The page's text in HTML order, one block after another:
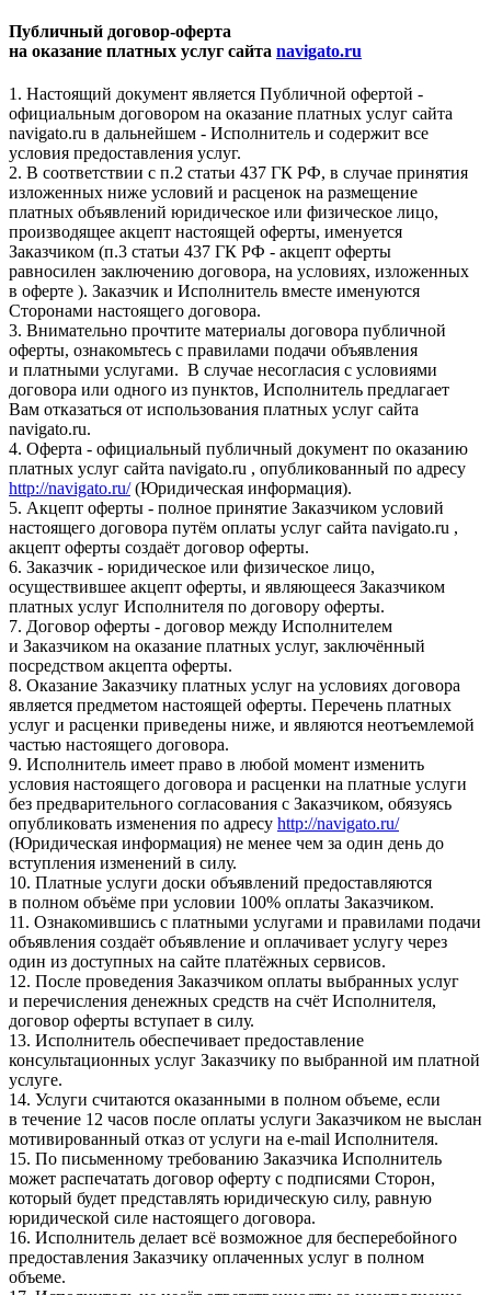
Публичный договор-оферта
на оказание платных услуг сайта navigato.ru
1. Настоящий документ является Публичной офертой -
официальным договором на оказание платных услуг сайта
navigato.ru в дальнейшем - Исполнитель и содержит все
условия предоставления услуг.
2. В соответствии с п.2 статьи 437 ГК РФ, в случае принятия
изложенных ниже условий и расценок на размещение
платных объявлений юридическое или физическое лицо,
производящее акцепт настоящей оферты, именуется
Заказчиком (п.3 статьи 437 ГК РФ - акцепт оферты
равносилен заключению договора, на условиях, изложенных
в оферте ). Заказчик и Исполнитель вместе именуются
Сторонами настоящего договора.
3. Внимательно прочтите материалы договора публичной
оферты, ознакомьтесь с правилами подачи объявления
и платными услугами. В случае несогласия с условиями
договора или одного из пунктов, Исполнитель предлагает
Вам отказаться от использования платных услуг сайта
navigato.ru.
4. Оферта - официальный публичный документ по оказанию
платных услуг сайта navigato.ru , опубликованный по адресу
http://navigato.ru/(Юридическая информация).
5. Акцепт оферты - полное принятие Заказчиком условий
настоящего договора путём оплаты услуг сайта navigato.ru ,
акцепт оферты создаёт договор оферты.
6. Заказчик - юридическое или физическое лицо,
осуществившее акцепт оферты, и являющееся Заказчиком
платных услуг Исполнителя по договору оферты.
7. Договор оферты - договор между Исполнителем
и Заказчиком на оказание платных услуг, заключённый
посредством акцепта оферты.
8. Оказание Заказчику платных услуг на условиях договора
является предметом настоящей оферты. Перечень платных
услуг и расценки приведены ниже, и являются неотъемлемой
частью настоящего договора.
9. Исполнитель имеет право в любой момент изменить
условия настоящего договора и расценки на платные услуги
без предварительного согласования с Заказчиком, обязуясь
опубликовать изменения по адресу http://navigato.ru/
(Юридическая информация) не менее чем за один день до
вступления изменений в силу.
10. Платные услуги доски объявлений предоставляются
в полном объёме при условии 100% оплаты Заказчиком.
11. Ознакомившись с платными услугами и правилами подачи
объявления создаёт объявление и оплачивает услугу через
один из доступных на сайте платёжных сервисов.
12. После проведения Заказчиком оплаты выбранных услуг
и перечисления денежных средств на счёт Исполнителя,
договор оферты вступает в силу.
13. Исполнитель обеспечивает предоставление
консультационных услуг Заказчику по выбранной им платной
услуге.
14. Услуги считаются оказанными в полном объеме, если
в течение 12 часов после оплаты услуги Заказчиком не выслан
мотивированный отказ от услуги на e-mail Исполнителя.
15. По письменному требованию Заказчика Исполнитель
может распечатать договор оферту с подписями Сторон,
который будет представлять юридическую силу, равную
юридической силе настоящего договора.
16. Исполнитель делает всё возможное для бесперебойного
предоставления Заказчику оплаченных услуг в полном
объеме.